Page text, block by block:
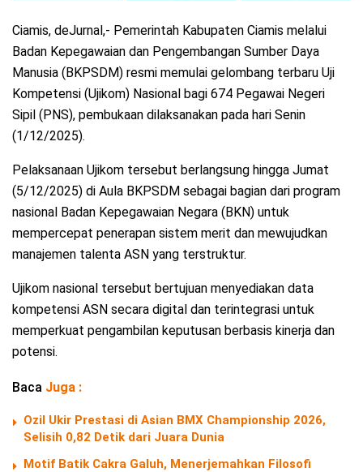
Ciamis, deJurnal,- Pemerintah Kabupaten Ciamis melalui
Badan Kepegawaian dan Pengembangan Sumber Daya
Manusia (BKPSDM) resmi memulai gelombang terbaru Uji
Kompetensi (Ujikom) Nasional bagi 674 Pegawai Negeri
Sipil (PNS), pembukaan dilaksanakan pada hari Senin
(1/12/2025).
Pelaksanaan Ujikom tersebut berlangsung hingga Jumat
(5/12/2025) di Aula BKPSDM sebagai bagian dari program
nasional Badan Kepegawaian Negara (BKN) untuk
mempercepat penerapan sistem merit dan mewujudkan
manajemen talenta ASN yang terstruktur.
Ujikom nasional tersebut bertujuan menyediakan data
kompetensi ASN secara digital dan terintegrasi untuk
memperkuat pengambilan keputusan berbasis kinerja dan
potensi.
Baca Juga :
Ozil Ukir Prestasi di Asian BMX Championship 2026,
Selisih 0,82 Detik dari Juara Dunia
Motif Batik Cakra Galuh, Menerjemahkan Filosofi